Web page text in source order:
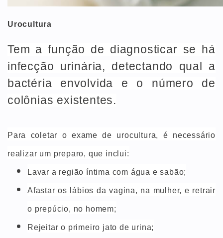
Urocultura
Tem a função de diagnosticar se há
infecção urinária, detectando qual a
bactéria envolvida e o número de
colônias existentes.
Para coletar o exame de urocultura, é necessário
realizar um preparo, que inclui:
Lavar a região íntima com água e sabão;
Afastar os lábios da vagina, na mulher, e retrair
o prepúcio, no homem;
Rejeitar o primeiro jato de urina;